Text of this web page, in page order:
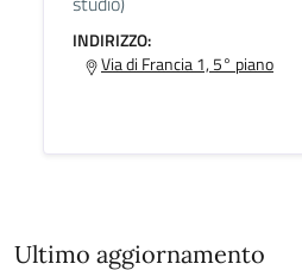
INDIRIZZO:
Via di Francia 1, 5° piano
Ultimo aggiornamento